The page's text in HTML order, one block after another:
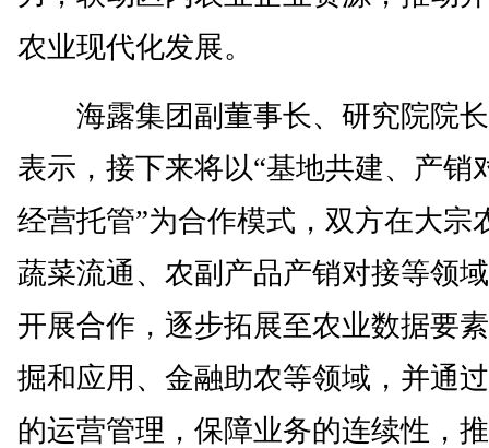
农业现代化发展。
海露集团副董事长、研究院院
表示，接下来将以“基地共建、产销
经营托管”为合作模式，双方在大宗
蔬菜流通、农副产品产销对接等领
开展合作，逐步拓展至农业数据要
掘和应用、金融助农等领域，并通
的运营管理，保障业务的连续性，